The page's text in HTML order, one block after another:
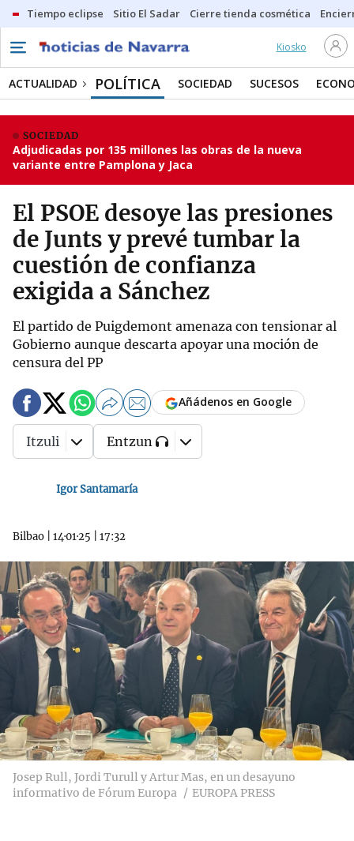
Tiempo eclipse Sitio El Sadar Cierre tienda cosmética
Kiosko
ACTUALIDAD POLÍTICA SOCIEDAD SUCESOS
SOCIEDAD
Adjudicadas por 135 millones las obras de la nueva
variante entre Pamplona y Jaca
El PSOE desoye las presiones
de Junts y prevé tumbar la
cuestión de confianza
exigida a Sánchez
El partido de Puigdemont amenaza con tensionar al
Gobierno aunque descarta apoyar una moción de
censura del PP
Igor Santamaría
Bilbao 14·01·25 17:32
Añádenos en Google
Itzuli Entzun
Josep Rull, Jordi Turull y Artur Mas, en un desayuno
informativo de Fórum Europa
EUROPA PRESS